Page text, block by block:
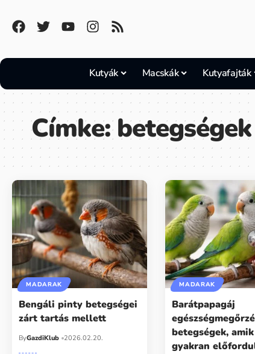
Kutyák Macskák Kutyafajták
Címke:betegségek
MADARAK
Bengáli pinty betegségei
zárt tartás mellett
ByGazdiKlub 2026.02.20.
MADARAK
Barátpapagáj
betegségek, amik
gyakran